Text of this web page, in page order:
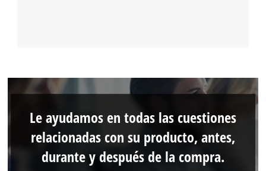
Le ayudamos en todas las cuestiones
relacionadas con su producto, antes,
durante y después de la compra.